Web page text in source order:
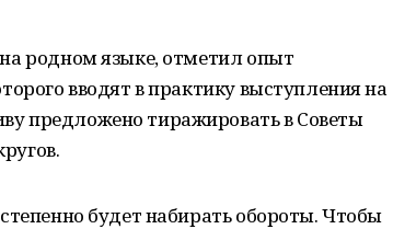
родном языке, отметил опыт
вводят в практику выступления на
предложено тиражировать в Советы
будет набирать обороты. Чтобы